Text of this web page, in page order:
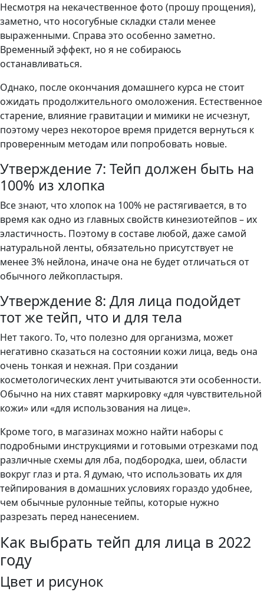
Несмотря на некачественное фото (прошу прощения),
заметно, что носогубные складки стали менее
выраженными. Справа это особенно заметно.
Временный эффект, но я не собираюсь
останавливаться.
Однако, после окончания домашнего курса не стоит
ожидать продолжительного омоложения. Естественное
старение, влияние гравитации и мимики не исчезнут,
поэтому через некоторое время придется вернуться к
проверенным методам или попробовать новые.
Утверждение 7: Тейп должен быть на
100% из хлопка
Все знают, что хлопок на 100% не растягивается, в то
время как одно из главных свойств кинезиотейпов – их
эластичность. Поэтому в составе любой, даже самой
натуральной ленты, обязательно присутствует не
менее 3% нейлона, иначе она не будет отличаться от
обычного лейкопластыря.
Утверждение 8: Для лица подойдет
тот же тейп, что и для тела
Нет такого. То, что полезно для организма, может
негативно сказаться на состоянии кожи лица, ведь она
очень тонкая и нежная. При создании
косметологических лент учитываются эти особенности.
Обычно на них ставят маркировку «для чувствительной
кожи» или «для использования на лице».
Кроме того, в магазинах можно найти наборы с
подробными инструкциями и готовыми отрезками под
различные схемы для лба, подбородка, шеи, области
вокруг глаз и рта. Я думаю, что использовать их для
тейпирования в домашних условиях гораздо удобнее,
чем обычные рулонные тейпы, которые нужно
разрезать перед нанесением.
Как выбрать тейп для лица в 2022
году
Цвет и рисунок